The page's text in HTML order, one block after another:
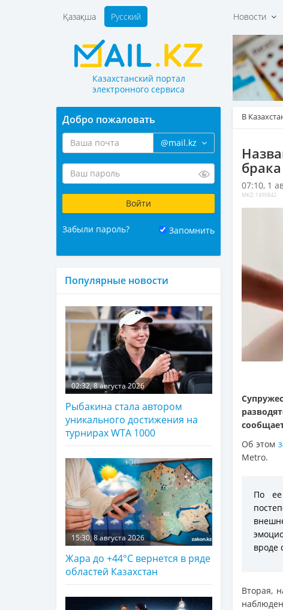
Новости
Қазақша Русский
Казахстанский портал
электронного сервиса
В
брака
07:10, 1
MKZ: 1495842
Об этом
Metro.
По ее
вроде
Вторая,
Добро пожаловать
@mail.kz
Забыли пароль? Запомнить
Популярные новости
02:32, 8 августа 2026
Рыбакина стала автором
уникального достижения на
турнирах WTA 1000
15:30, 8 августа 2026
Жара до +44°С вернется в ряде
областей Казахстан